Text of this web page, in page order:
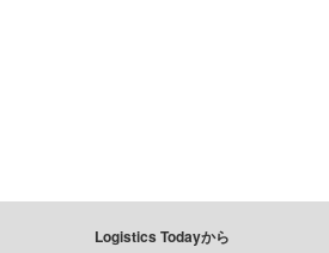
Logistics Todayから